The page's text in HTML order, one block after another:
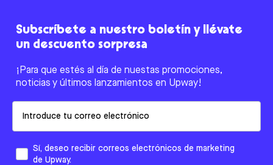
Subscríbete a nuestro boletín y llévate
un descuento sorpresa
¡Para que estés al día de nuestas promociones,
noticias y últimos lanzamientos en Upway!
Sí, deseo recibir correos electrónicos de marketing
de Upway.